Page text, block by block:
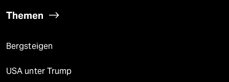
Themen
Bergsteigen
USA unter Trump